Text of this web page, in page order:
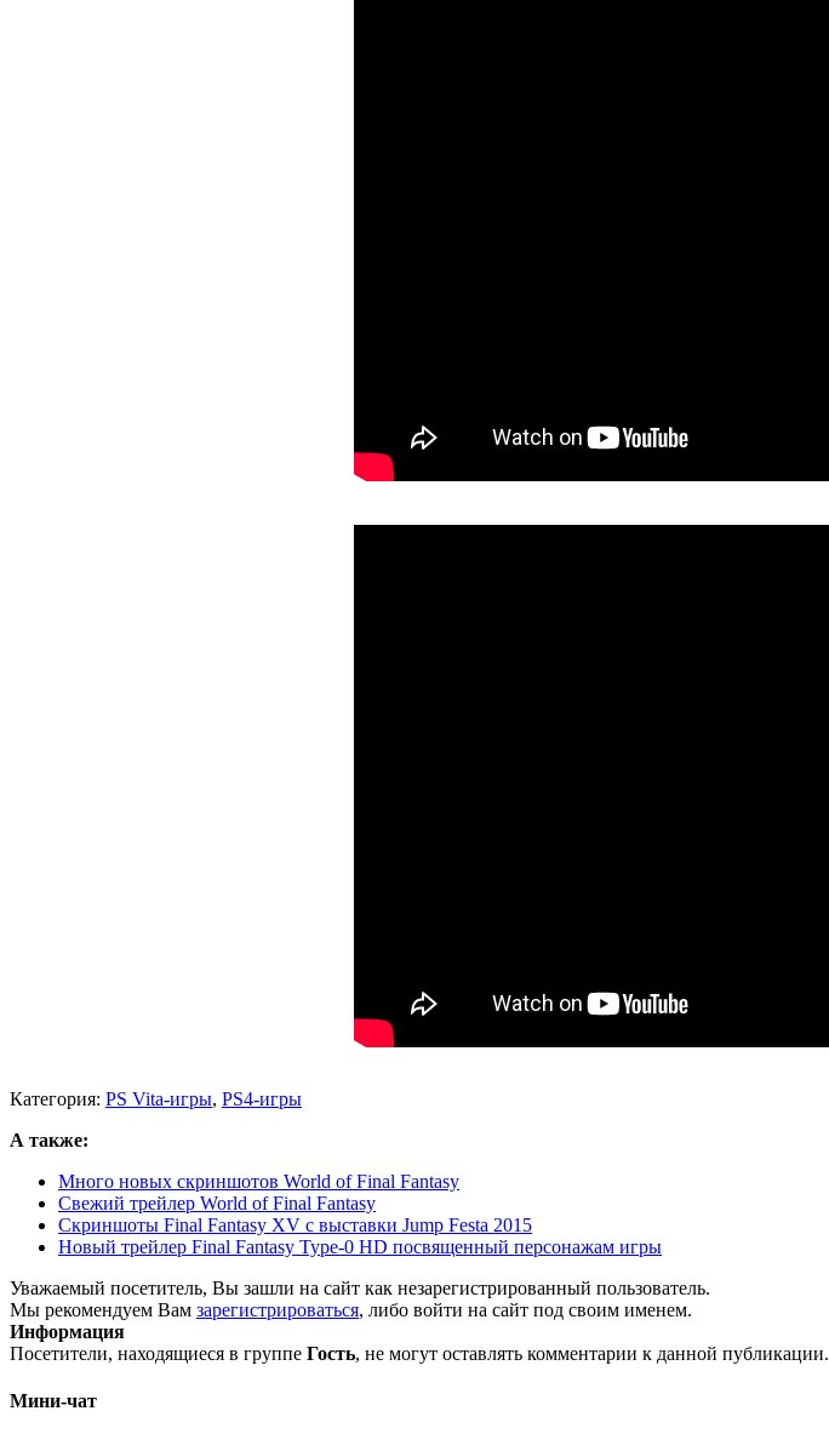
Категория: PS Vita-игры, PS4-игры
А также:
Много новых скриншотов World of Final Fantasy
Свежий трейлер World of Final Fantasy
Скриншоты Final Fantasy XV с выставки Jump Festa 2015
Новый трейлер Final Fantasy Type-0 HD посвященный персонажам игры
Уважаемый посетитель, Вы зашли на сайт как незарегистрированный пользователь.
Мы рекомендуем Вам зарегистрироваться, либо войти на сайт под своим именем.
Информация
Посетители, находящиеся в группе Гость, не могут оставлять комментарии к данной публикации.
Мини-чат